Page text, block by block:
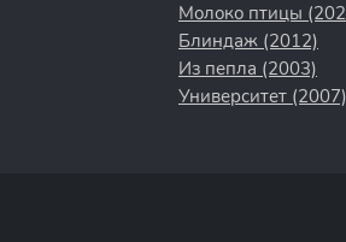
Молоко птицы
Блиндаж (2012)
Из пепла (2003)
Университет (2007)